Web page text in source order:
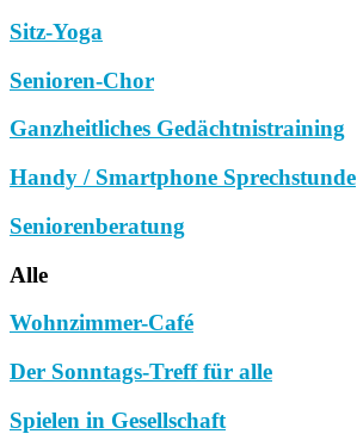
Sitz-Yoga
Senioren-Chor
Ganzheitliches Gedächtnistraining
Handy / Smartphone Sprechstunde
Seniorenberatung
Alle
Wohnzimmer-Café
Der Sonntags-Treff für alle
Spielen in Gesellschaft